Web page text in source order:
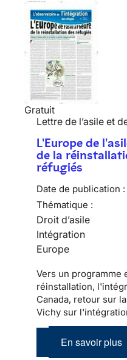
Gratuit
Lettre de l’asile et
L'Europe de
de la
réfugiés
Date de publication :
Thématique :
Droit d’asile
Intégration
Europe
Vers un programme
réinstallation,
Canada, retour sur
Vichy sur
En savoir plus